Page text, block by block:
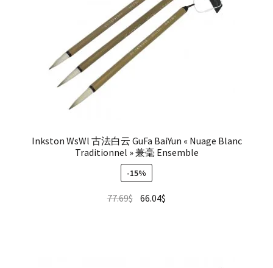
Inkston WsWl 古法白云 GuFa BaiYun « Nuage Blanc
Traditionnel » 兼毫 Ensemble
-15%
77.69$ 66.04$